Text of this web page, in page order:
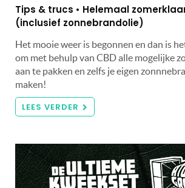
Tips & trucs • Helemaal
(inclusief zonnebrandolie)
Het mooie weer is begonnen en dan is
om met behulp van CBD alle mogelijke
aan te pakken en zelfs je eigen
maken!
LEES VERDER